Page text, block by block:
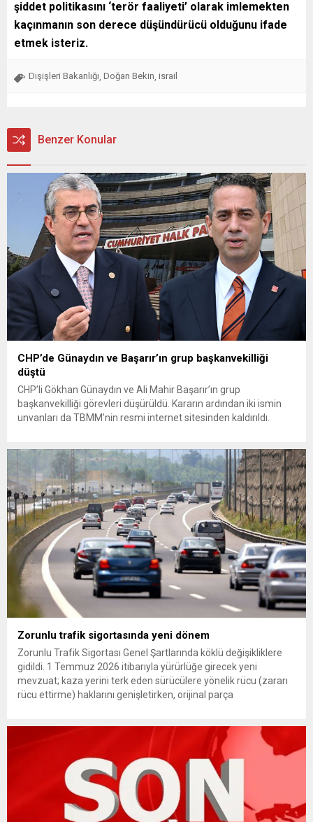
şiddet politikasını ‘terör faaliyeti’ olarak imlemekten
kaçınmanın son derece düşündürücü olduğunu ifade
etmek isteriz.
Dışişleri Bakanlığı Doğan Bekin israil
Benzer Konular
CHP’de Günaydın ve Başarır’ın grup başkanvekilliği
düştü
CHP’li Gökhan Günaydın ve Ali Mahir Başarır’ın grup
başkanvekilliği görevleri düşürüldü. Kararın ardından iki ismin
unvanları da TBMM’nin resmi internet sitesinden kaldırıldı.
çıkarma cezası uygulanmak üzere Yüksek Disiplin Kurulu’na
(YDK) sevk edilen ve partideki tüm görevlerinden...
Zorunlu trafik sigortasında yeni dönem
Zorunlu Trafik Sigortası Genel Şartlarında köklü değişikliklere
gidildi. 1 Temmuz 2026 itibarıyla yürürlüğe girecek yeni
mevzuat; kaza yerini terk eden sürücülere yönelik rücu (zararı
rücu ettirme) haklarını genişletirken, orijinal parça
getiriyor. Hazine Müsteşarlığına bağlı ilgili kurumlarca...